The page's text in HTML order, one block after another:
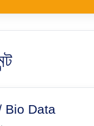
Bio Data